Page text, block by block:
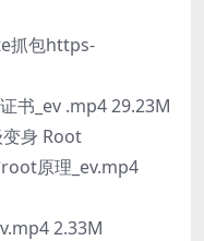
抓包https-
书_ev .mp4 29.23M
身 Root
原理_ev.mp4
2.33M